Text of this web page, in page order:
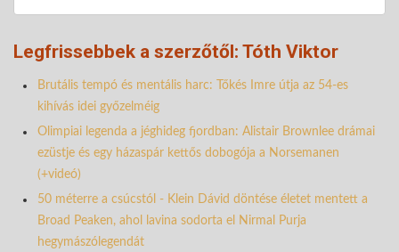
Legfrissebbek a szerzőtől: Tóth Viktor
Brutális tempó és mentális harc: Tőkés Imre útja az 54-es
kihívás idei győzelméig
Olimpiai legenda a jéghideg fjordban: Alistair Brownlee drámai
ezüstje és egy házaspár kettős dobogója a Norsemanen
(+videó)
50 méterre a csúcstól - Klein Dávid döntése életet mentett a
Broad Peaken, ahol lavina sodorta el Nirmal Purja
hegymászólegendát